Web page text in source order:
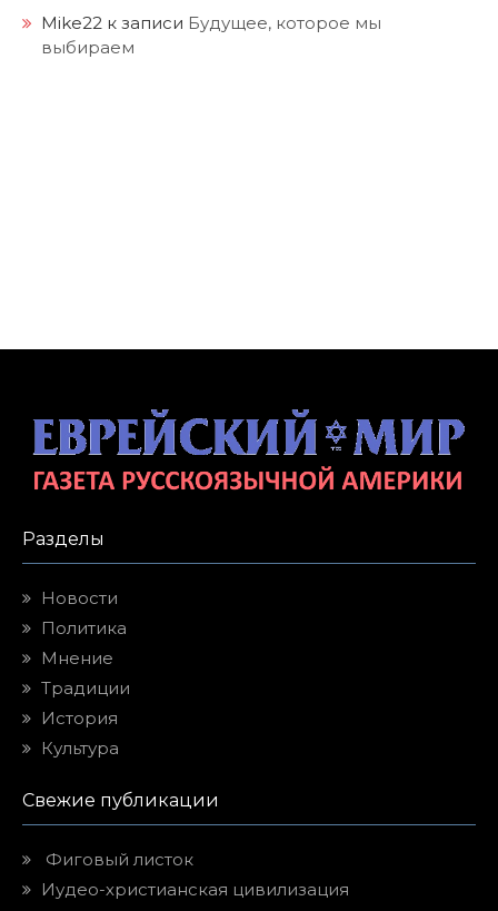
Mike22 к записи Будущее, которое мы
выбираем
Разделы
Новости
Политика
Мнение
Традиции
История
Культура
Свежие публикации
Фиговый листок
Иудео-христианская цивилизация